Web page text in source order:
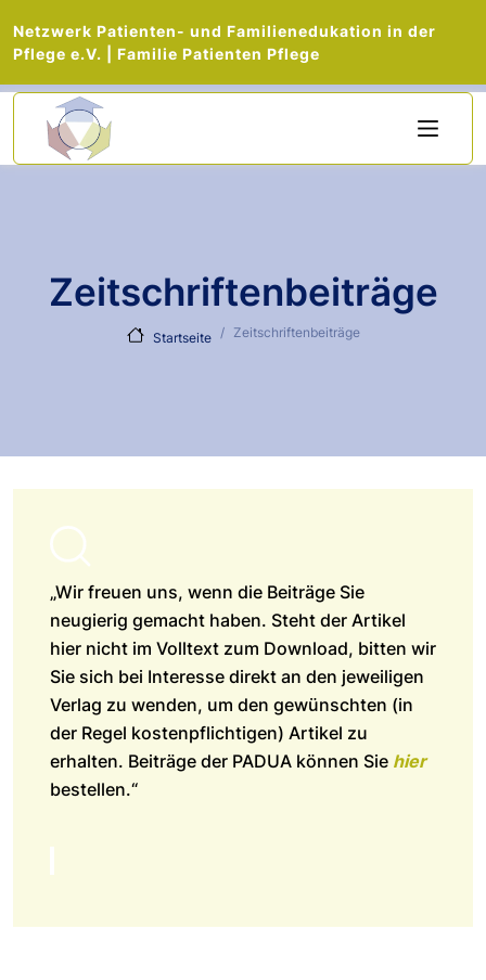
Netzwerk Patienten- und Familienedukation in der
Pflege e.V. | Familie Patienten Pflege
Zeitschriftenbeiträge
Startseite Zeitschriftenbeiträge
„Wir freuen uns, wenn die Beiträge Sie
neugierig gemacht haben. Steht der Artikel
hier nicht im Volltext zum Download, bitten wir
Sie sich bei Interesse direkt an den jeweiligen
Verlag zu wenden, um den gewünschten (in
der Regel kostenpflichtigen) Artikel zu
erhalten. Beiträge der PADUA können Sie hier
bestellen.“